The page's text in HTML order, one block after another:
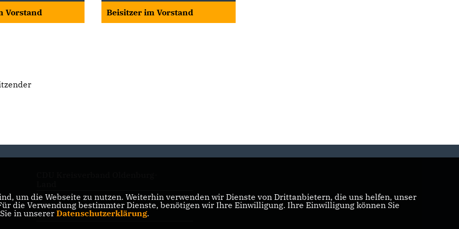
Vorstand Beisitzer im Vorstand
CDU Niedersachsen
um die Webseite zu nutzen. Weiterhin verwenden wir Dienste von Drittanbietern, die uns helfen, unser
die Verwendung bestimmter Dienste, benötigen wir Ihre Einwilligung. Ihre Einwilligung können Sie
in unserer Datenschutzerklärung.